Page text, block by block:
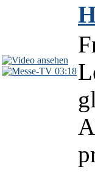
03:18